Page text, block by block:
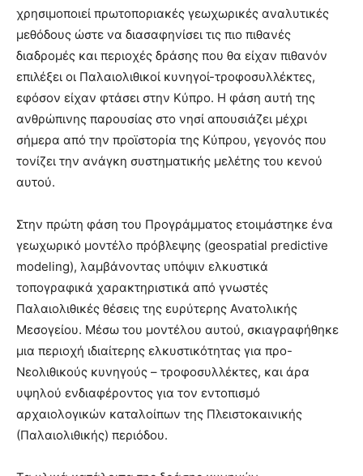
χρησιμοποιεί πρωτοποριακές γεωχωρικές αναλυτικές
μεθόδους ώστε να διασαφηνίσει τις πιο πιθανές
διαδρομές και περιοχές δράσης που θα είχαν πιθανόν
επιλέξει οι Παλαιολιθικοί κυνηγοί-τροφοσυλλέκτες,
εφόσον είχαν φτάσει στην Κύπρο. Η φάση αυτή της
ανθρώπινης παρουσίας στο νησί απουσιάζει μέχρι
σήμερα από την προϊστορία της Κύπρου, γεγονός που
τονίζει την ανάγκη συστηματικής μελέτης του κενού
αυτού.
Στην πρώτη φάση του Προγράμματος ετοιμάστηκε ένα
γεωχωρικό μοντέλο πρόβλεψης (geospatial predictive
modeling), λαμβάνοντας υπόψιν ελκυστικά
τοπογραφικά χαρακτηριστικά από γνωστές
Παλαιολιθικές θέσεις της ευρύτερης Ανατολικής
Μεσογείου. Μέσω του μοντέλου αυτού, σκιαγραφήθηκε
μια περιοχή ιδιαίτερης ελκυστικότητας για προ-
Νεολιθικούς κυνηγούς – τροφοσυλλέκτες, και άρα
υψηλού ενδιαφέροντος για τον εντοπισμό
αρχαιολογικών καταλοίπων της Πλειστοκαινικής
(Παλαιολιθικής) περιόδου.